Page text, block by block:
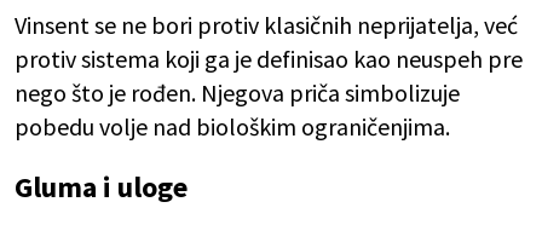
Vinsent se ne bori protiv klasičnih neprijatelja, već
protiv sistema koji ga je definisao kao neuspeh pre
nego što je rođen. Njegova priča simbolizuje
pobedu volje nad biološkim ograničenjima.
Gluma i uloge